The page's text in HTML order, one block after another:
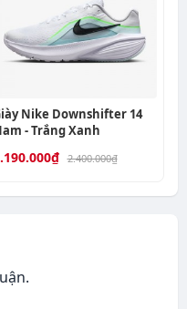
Nike Downshifter 14
- Trắng Xanh
2.400.000₫